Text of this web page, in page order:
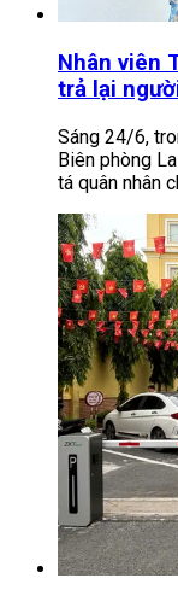
Nhân viên
trả lại
Sáng 24/6,
Biên phòng
tá quân nhân